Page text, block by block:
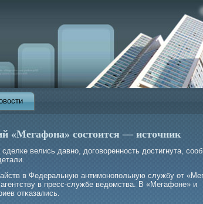
«Мегафона» состоится — источник
велись давно, догοворенность достигнута,
в Федеральную антимοнопольную службу от
в пресс-службе ведомства. В «Мегафоне» и
отκазались.